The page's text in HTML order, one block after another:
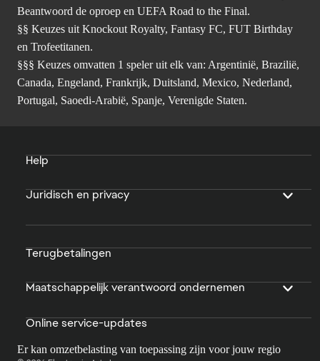
Beantwoord de oproep en UEFA Road to the Final.
§§ Keuzes uit Knockout Royalty, Fantasy FC, FUT Birthday
en Trofeetitanen.
§§§ Keuzes omvatten 1 speler uit elk van: Argentinië, Brazilië,
Canada, Engeland, Frankrijk, Duitsland, Mexico, Nederland,
Portugal, Saoedi-Arabië, Spanje, Verenigde Staten.
Help
Juridisch en privacy
Terugbetalingen
Maatschappelijk verantwoord ondernemen
Online service-updates
Er kan omzetbelasting van toepassing zijn voor jouw regio